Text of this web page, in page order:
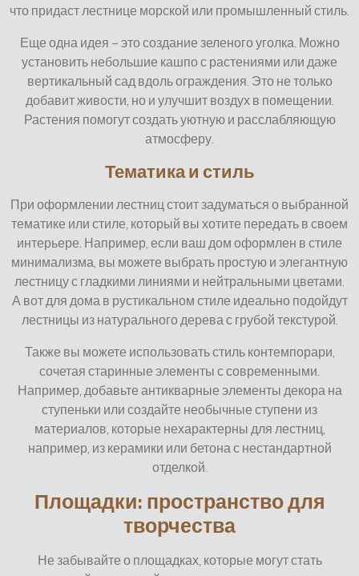
что придаст лестнице морской или промышленный стиль.
Еще одна идея – это создание зеленого уголка. Можно
установить небольшие кашпо с растениями или даже
вертикальный сад вдоль ограждения. Это не только
добавит живости, но и улучшит воздух в помещении.
Растения помогут создать уютную и расслабляющую
атмосферу.
Тематика и стиль
При оформлении лестниц стоит задуматься о выбранной
тематике или стиле, который вы хотите передать в своем
интерьере. Например, если ваш дом оформлен в стиле
минимализма, вы можете выбрать простую и элегантную
лестницу с гладкими линиями и нейтральными цветами.
А вот для дома в рустикальном стиле идеально подойдут
лестницы из натурального дерева с грубой текстурой.
Также вы можете использовать стиль контемпорари,
сочетая старинные элементы с современными.
Например, добавьте антикварные элементы декора на
ступеньки или создайте необычные ступени из
материалов, которые нехарактерны для лестниц,
например, из керамики или бетона с нестандартной
отделкой.
Площадки: пространство для
творчества
Не забывайте о площадках, которые могут стать